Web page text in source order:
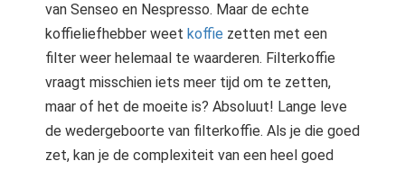
van Senseo en Nespresso. Maar de echte
koffieliefhebber weet koffie zetten met een
filter weer helemaal te waarderen. Filterkoffie
vraagt misschien iets meer tijd om te zetten,
maar of het de moeite is? Absoluut! Lange leve
de wedergeboorte van filterkoffie. Als je die goed
zet, kan je de complexiteit van een heel goed
op